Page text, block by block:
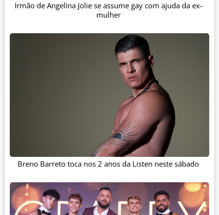
Irmão de Angelina Jolie se assume gay com ajuda da ex-
mulher
Breno Barreto toca nos 2 anos da Listen neste sábado